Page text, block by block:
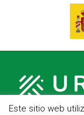
Este sitio web